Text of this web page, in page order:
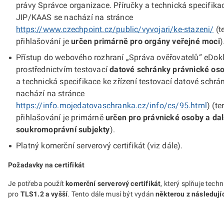
právy Správce organizace. Příručky a technická
JIP/KAAS se nachází na stránce
https://www.czechpoint.cz/public/vyvojari/ke-stazeni/
přihlašování jeurčen primárně pro orgány veřejné moci
Přístup do webového rozhraní „Správa ověřovatelů“
prostřednictvím testovacídatové schránky právnické
a technická specifikace ke zřízení testovací datové
nachází na stránce
https://info.mojedatovaschranka.cz/info/cs/95.html)
přihlašování je primárně určen pro právnické osoby a
soukromoprávní subjekty).
Platný komerční serverový certifikát (viz dále).
Požadavky na certifikát
Je potřeba použít komerční serverový certifikát, který splňuje
pro TLS1.2 a vyšší. Tento dále musí být vydánněkterou z